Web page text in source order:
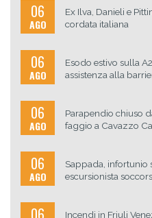
06
AGO
Ex Ilva, Danieli e
cordata italiana
06
AGO
Esodo estivo sulla
assistenza alla
06
AGO
Parapendio chiuso
faggio a Cavazzo
06
AGO
Sappada, infortunio
escursionista
06
Incendi in Friuli